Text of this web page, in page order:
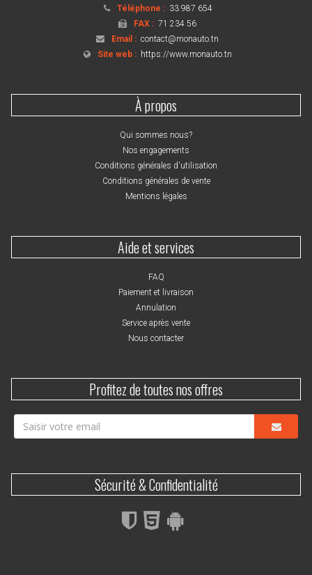
Téléphone : 33 987 654
FAX :71 234 56
Email :contact@monauto.tn
Site web : https://www.monauto.tn
À propos
Qui sommes nous?
Nos engagements
Conditions générales d'utilisation
Conditions générales de vente
Mentions légales
Aide et services
FAQ
Paiement et livraison
Annulation
Service après vente
Nous contacter
Profitez de toutes nos offres
Sécurité & Confidentialité